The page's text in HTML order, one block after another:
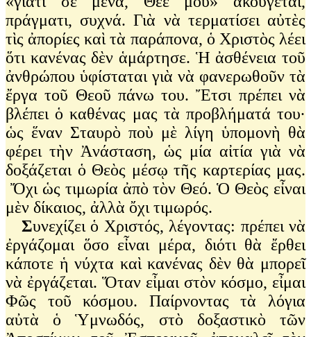
πράγματι, συχνά. Γιὰ νὰ τερματίσει αὐτὲς
τὶς ἀπορίες καὶ τὰ παράπονα, ὁ Χριστὸς λέει
ὅτι κανένας δὲν ἁμάρτησε. Ἡ ἀσθένεια τοῦ
ἀνθρώπου ὑφίσταται γιὰ νὰ φανερωθοῦν τὰ
ἔργα τοῦ Θεοῦ πάνω του. Ἔτσι πρέπει νὰ
βλέπει ὁ καθένας μας τὰ προβλήματά του·
ὡς ἕναν Σταυρὸ ποὺ μὲ λίγη ὑπομονὴ θὰ
φέρει τὴν Ἀνάσταση, ὡς μία αἰτία γιὰ νὰ
δοξάζεται ὁ Θεὸς μέσῳ τῆς καρτερίας μας.
Ὄχι ὡς τιμωρία ἀπὸ τὸν Θεό. Ὁ Θεὸς εἶναι
μὲν δίκαιος, ἀλλὰ ὄχι τιμωρός.
Συνεχίζει ὁ Χριστός, λέγοντας: πρέπει νὰ
ἐργάζομαι ὅσο εἶναι μέρα, διότι θὰ ἔρθει
κάποτε ἡ νύχτα καὶ κανένας δὲν θὰ μπορεῖ
νὰ ἐργάζεται. Ὅταν εἶμαι στὸν κόσμο, εἶμαι
Φῶς τοῦ κόσμου. Παίρνοντας τὰ λόγια
αὐτὰ ὁ Ὑμνωδός, στὸ δοξαστικὸ τῶν